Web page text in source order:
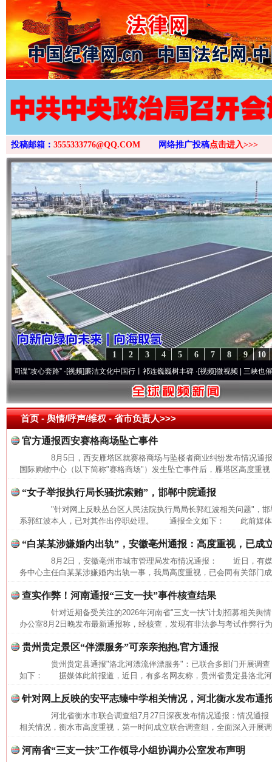
>
投稿邮箱： 3555333776@QQ.COM 网络推广投稿点击进入>>>
10
9
8
7
6
5
4
3
2
1
攻心套路”·[视频]廉洁文化中国行丨祁连巍巍树丰碑·[视频]微视频 | 三峡也催生？揭
首页- 舆情/呼声/维权 -省市负责人>>>
官方通报西安赛格商场坠亡事件
8月5日，西安雁塔区就赛格商场与坠楼者商业纠纷发布情况
国际购物中心（以下简称"赛格商场"）发生坠亡事件后，雁塔区高度重
“女子举报执行局长骚扰索贿”，邯郸中院通报
"针对网上反映丛台区人民法院执行局局长郭红波相关问题"，邯
系郭红波本人，已对其作出停职处理。 通报全文如下： 此前媒体
“白某某涉嫌婚内出轨”，安徽亳州通报：高度重视，已成
8月2日，安徽亳州市城市管理局发布情况通报： 近日，有媒
务中心主任白某某涉嫌婚内出轨一事，我局高度重视，已会同有关部门
查实作弊！河南通报“三支一扶”事件核查结果
针对近期备受关注的2026年河南省"三支一扶"计划招募相关舆
办公室8月2日晚发布最新通报称，经核查，发现有非法参与考试作弊行
贵州贵定景区“伴漂服务”可亲亲抱抱,官方通报
贵州贵定县通报"洛北河漂流伴漂服务"：已联合多部门开展调查
如下： 据媒体此前报道，近日，有多名网友称，贵州省贵定县洛北
针对网上反映的安平志臻中学相关情况，河北衡水发布通
河北省衡水市联合调查组7月27日深夜发布情况通报：情况通
相关情况，衡水市高度重视，第一时间成立联合调查组，全面深入开展
河南省“三支一扶”工作领导小组协调办公室发布声明
这是一记警钟！
在谋一域中谋全局
习近平的博鳌关键词
“刷贴”乱象丛生